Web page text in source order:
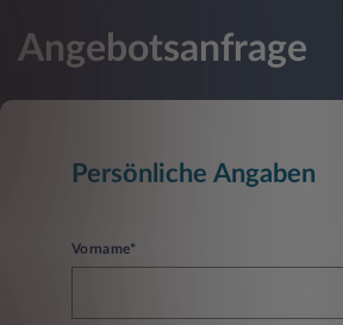
Angebotsanfrage
Persönliche Angaben
Vorname*